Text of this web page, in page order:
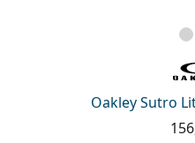
Oakley Sutro